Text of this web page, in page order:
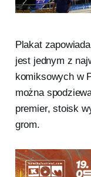
Plakat
jest jednym z
komiksowych w
można
premier, stoisk
grom.